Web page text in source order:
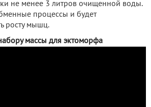
не менее 3 литров очищенной воды.
процессы и будет
росту мышц.
массы для эктоморфа